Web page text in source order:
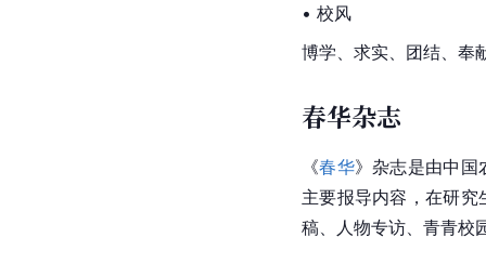
• 校风
博学、求实、团结、奉
春华杂志
《春华》杂志是由中国
主要报导内容，在研
稿、人物专访、青青校